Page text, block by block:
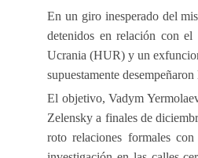
En un giro inesperado del
detenidos en relación con
Ucrania (HUR) y un
supuestamente
El objetivo, Vadym
Zelensky a finales de
roto relaciones formales